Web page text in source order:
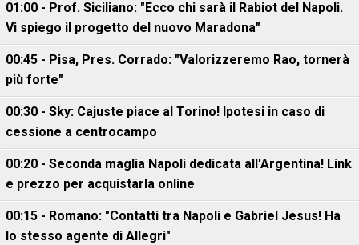
01:00 - Prof. Siciliano: "Ecco chi sarà il Rabiot del Napoli.
Vi spiego il progetto del nuovo Maradona"
00:45 - Pisa, Pres. Corrado: "Valorizzeremo Rao, tornerà
più forte"
00:30 - Sky: Cajuste piace al Torino! Ipotesi in caso di
cessione a centrocampo
00:20 - Seconda maglia Napoli dedicata all'Argentina! Link
e prezzo per acquistarla online
00:15 - Romano: "Contatti tra Napoli e Gabriel Jesus! Ha
lo stesso agente di Allegri"